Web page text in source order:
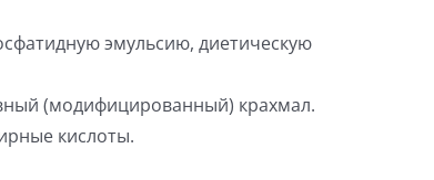
эмульсию, диетическую
(модифицированный) крахмал.
кислоты.